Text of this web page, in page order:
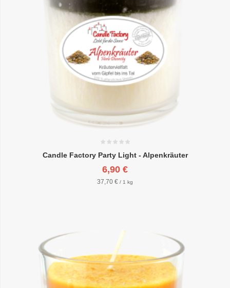
Candle Factory Party Light - Alpenkräuter
6,90 €
37,70 € / 1 kg